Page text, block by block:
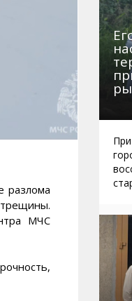
разлома
МЧС